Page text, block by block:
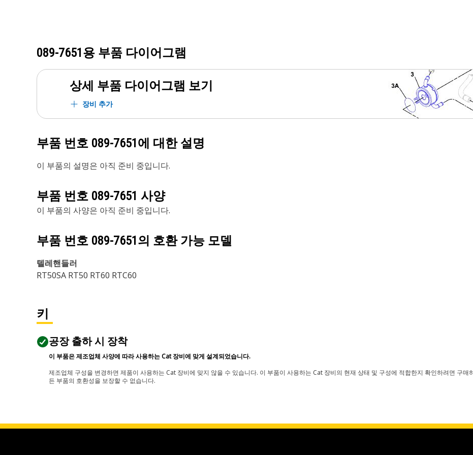
089-7651 용 부품 다이어그램
상세 부품 다이어그램 보기
장비 추가
부품 번호 089-7651 에 대한 설명
이 부품의 설명은 아직 준비 중입니다.
부품 번호 089-7651 사양
이 부품의 사양은 아직 준비 중입니다.
부품 번호 089-7651 의 호환 가능 모델
텔레핸들러
RT50SA RT50 RT60 RTC60
키
공장 출하 시 장착
이 부품은 제조업체 사양에 따라 사용하는 Cat 장비에 맞게 설계되었습니다.
제조업체 구성을 변경하면 제품이 사용하는 Cat 장비에 맞지 않을 수 있습니다. 이 부품이 사용하는 Cat 장비의 현재 상태 및 구성에 적합한지 확인하려면 구
든 부품의 호환성을 보장할 수 없습니다.